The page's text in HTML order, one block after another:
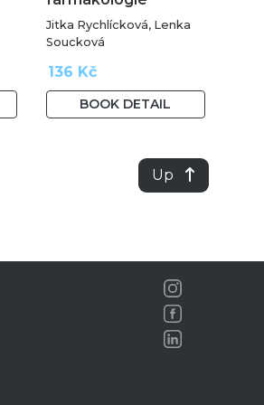
Jitka Rychlícková, Lenka
Soucková
136 Kč
BOOK DETAIL
Up